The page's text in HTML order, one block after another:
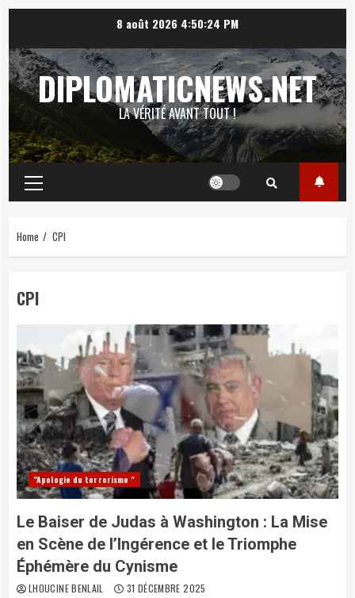
content
8 août 2026 4:50:25 PM
DIPLOMATICNEWS.NET
LA VÉRITÉ AVANT TOUT !
Primary
Menu
Home CPI
CPI
"Apologie du terrorisme "
Le Baiser de Judas à Washington : La Mise
en Scène de l’Ingérence et le Triomphe
Éphémère du Cynisme
LHOUCINE BENLAIL 31 DÉCEMBRE 2025